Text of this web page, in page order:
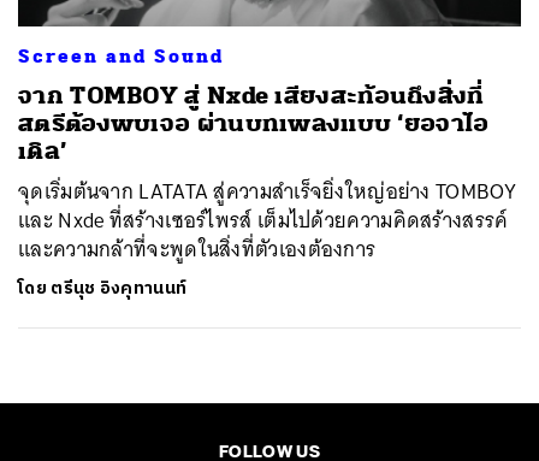
Screen and Sound
จาก TOMBOY สู่ Nxde เสียงสะท้อนถึงสิ่งที่
สตรีต้องพบเจอ ผ่านบทเพลงแบบ ‘ยอจาไอ
เดิล’
จุดเริ่มต้นจาก LATATA สู่ความสำเร็จยิ่งใหญ่อย่าง TOMBOY
และ Nxde ที่สร้างเซอร์ไพรส์ เต็มไปด้วยความคิดสร้างสรรค์
และความกล้าที่จะพูดในสิ่งที่ตัวเองต้องการ
โดย ตรีนุช อิงคุทานนท์
FOLLOW US
SHARE TWEET EMAIL